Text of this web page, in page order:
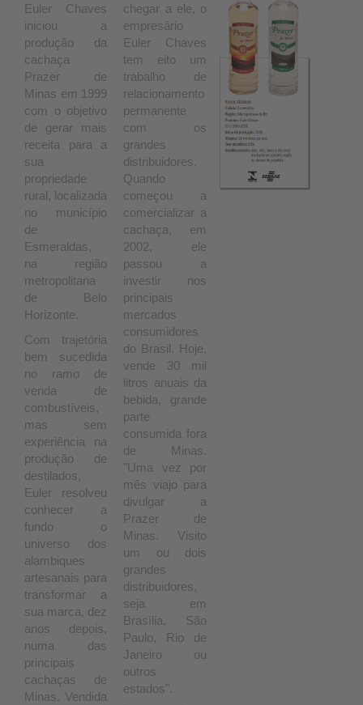
Euler Chaves
iniciou a
produção da
cachaça
Prazer de
Minas em 1999
com o objetivo
de gerar mais
receita para a
sua
propriedade
rural, localizada
no município
de
Esmeraldas,
na região
metropolitana
de Belo
Horizonte.
Com trajetória
bem sucedida
no ramo de
venda de
combustíveis,
mas sem
experiência na
produção de
destilados,
Euler resolveu
conhecer a
fundo o
universo dos
alambiques
artesanais para
transformar a
sua marca, dez
anos depois,
numa das
principais
cachaças de
Minas. Vendida
chegar a ele, o
empresário
Euler Chaves
tem eito um
trabalho de
relacionamento
permanente
com os
grandes
distribuidores.
Quando
começou a
comercializar a
cachaça, em
2002, ele
passou a
investir nos
principais
mercados
consumidores
do Brasil. Hoje,
vende 30 mil
litros anuais da
bebida, grande
parte
consumida fora
de Minas.
"Uma vez por
mês viajo para
divulgar a
Prazer de
Minas. Visito
um ou dois
grandes
distribuidores,
seja em
Brasília, São
Paulo, Rio de
Janeiro ou
outros
estados".